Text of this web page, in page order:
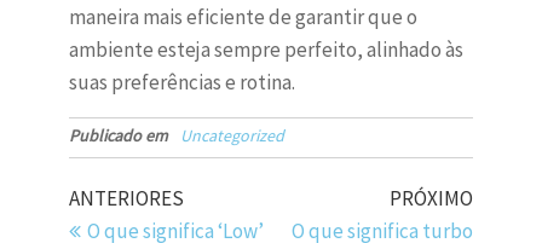
maneira mais eficiente de garantir que o
ambiente esteja sempre perfeito, alinhado às
suas preferências e rotina.
Publicado em Uncategorized
ANTERIORES
O que significa ‘Low’
PRÓXIMO
O que significa turbo